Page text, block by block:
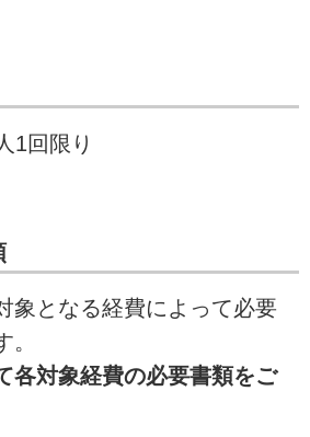
回限り
象となる経費によって必要
各対象経費の必要書類をご